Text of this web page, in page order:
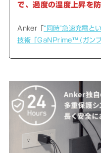
で、過度の温度上昇を
Anker「“同時”急速充電と
技術「GaNPrime™ (ガン